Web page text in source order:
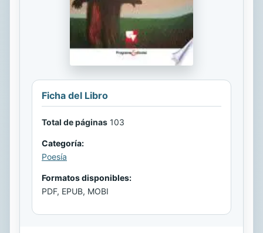
Ficha del Libro
Total de páginas 103
Categoría:
Poesía
Formatos disponibles:
PDF, EPUB, MOBI